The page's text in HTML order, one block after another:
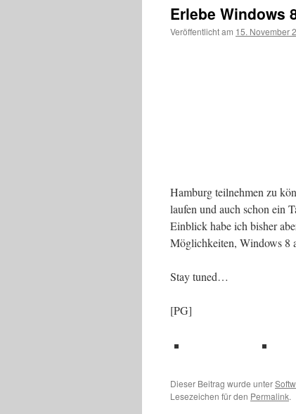
Erlebe Windows
Veröffentlicht am 15. November
Hamburg teilnehmen zu
laufen und auch schon ein
Einblick habe ich bisher
Möglichkeiten, Windows 8
Stay tuned…
[PG]
Dieser Beitrag wurde unter
Lesezeichen für den Permalink.